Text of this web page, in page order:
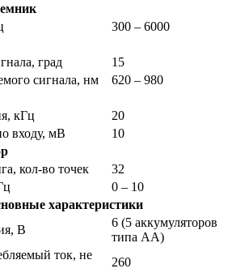
300 – 6000
град
15
сигнала, нм
620 – 980
кГц
20
входу, мВ
10
кол-во точек
32
0 – 10
характеристики
В
6 (5 аккумуляторов
типа АА)
ток, не
260